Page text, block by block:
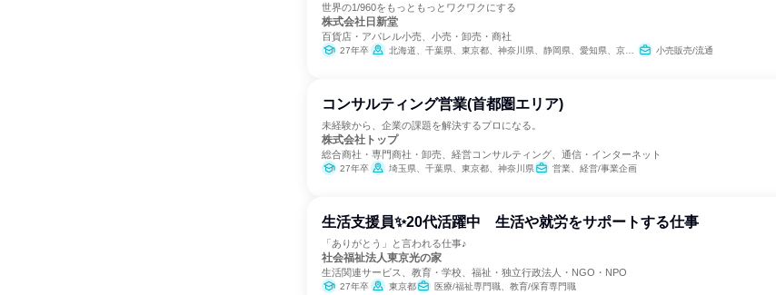
世界の1/960をもっともっとワクワクにする
株式会社日新堂
百貨店・アパレル小売、小売・卸売・商社
27年卒 北海道、千葉県、東京都、神奈川県、静岡県、愛知県、京都府、大阪府、兵庫県、熊本県 小売販売/流通
コンサルティング営業(首都圏エリア)
未経験から、企業の課題を解決するプロになる。
株式会社トップ
総合商社・専門商社・卸売、経営コンサルティング、通信・インターネット
27年卒 埼玉県、千葉県、東京都、神奈川県 営業、経営/事業企画
生活支援員✨20代活躍中 生活や就労をサポートする仕事
「ありがとう」と言われる仕事♪
社会福祉法人東京光の家
生活関連サービス、教育・学校、福祉・独立行政法人・NGO・NPO
27年卒 東京都 医療/福祉専門職、教育/保育専門職